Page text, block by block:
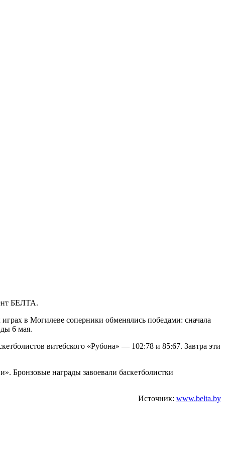
БЕЛТА.
в Могилеве соперники обменялись победами: сначала
6 мая.
витебского «Рубона» — 102:78 и 85:67. Завтра эти
Бронзовые награды завоевали баскетболистки
Источник: www.belta.by